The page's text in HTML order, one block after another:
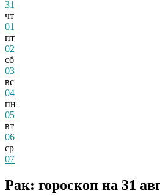
31
чт
01
пт
02
сб
03
вс
04
пн
05
вт
06
ср
07
Рак: гороскоп на 31